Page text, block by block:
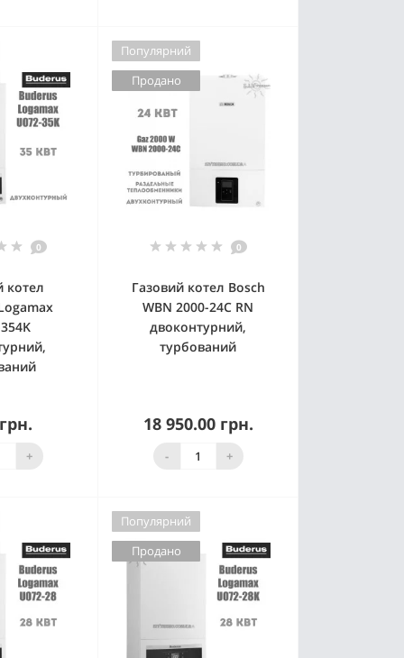
0
котел
+
з
Популярний
Продано
0
Газовий котел Bosch
WBN 2000-24C RN
двоконтурний,
турбований
18 950.00 грн.
- +
Немає в наявності
Популярний
Продано